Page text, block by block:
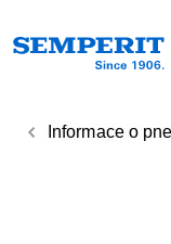
Informace o